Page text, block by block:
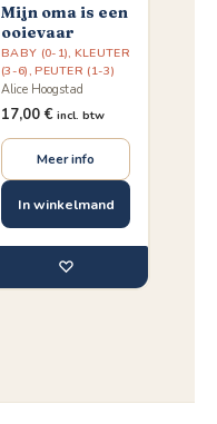
Mijn oma is een
ooievaar
BABY (0-1), KLEUTER
(3-6), PEUTER (1-3)
Alice Hoogstad
17,00 € incl. btw
Meer info
In winkelmand
♡